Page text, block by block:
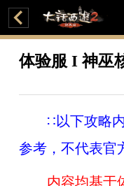
体验服 I 神巫
∷以下攻略
参考，不代表官
内容均基于